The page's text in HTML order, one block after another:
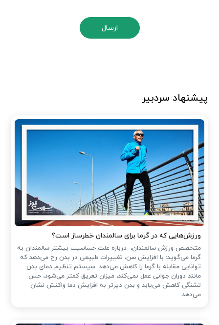
ارسال
پیشنهاد سردبیر
ورزش‌هایی که در گرما برای سالمندان خطرساز است؟
متخصص ورزش سالمندان، درباره علت حساسیت بیشتر سالمندان به
گرما می‌گوید: با افزایش سن، تغییرات طبیعی در بدن رخ می‌دهد که
توانایی مقابله با گرما را کاهش می‌دهد. سیستم تنظیم دمای بدن
مانند دوران جوانی عمل نمی‌کند، میزان تعریق کمتر می‌شود، حس
تشنگی کاهش می‌یابد و بدن دیرتر به افزایش دما واکنش نشان
می‌دهد.